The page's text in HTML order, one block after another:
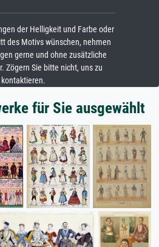
der Helligkeit und Farbe oder
des Motivs wünschen, nehmen
gerne und ohne zusätzliche
Zögern Sie bitte nicht, uns zu
kontaktieren.
für Sie ausgewählt